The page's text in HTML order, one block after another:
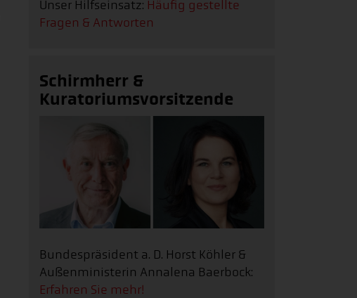
Unser Hilfseinsatz: Häufig gestellte
Fragen & Antworten
Schirmherr &
Kuratoriumsvorsitzende
Bundespräsident a. D. Horst Köhler &
Außenministerin Annalena Baerbock:
Erfahren Sie mehr!